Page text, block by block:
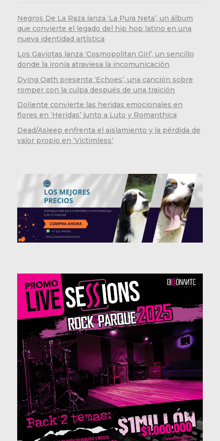
Negros De La Raza lanza ‘La Pura Neta’, un álbum
que convierte el legado del hip hop latino en una
nueva identidad artística
Los Gaviotas lanza ‘Cosmopolitan Girl’, un sencillo
donde la ironía atraviesa la incomunicación
Dying Oath presenta ‘Echoes’, una canción sobre
romper con la culpa después de una traición
Doliente convierte las heridas emocionales en
flores en ‘Heridas’ junto a Luto y Romanthica
Dead/Asleep enfrenta el aislamiento y la pérdida de
valor propio en ‘Victimless’